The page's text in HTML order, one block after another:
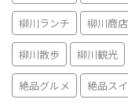
柳川ランチ 柳川商
柳川散歩 柳川観光
絶品グルメ 絶品ス